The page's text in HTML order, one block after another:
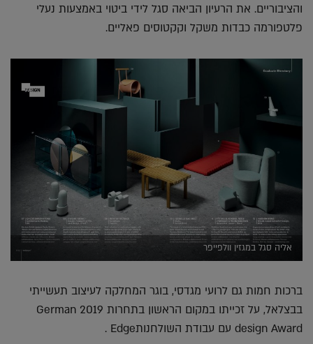
והציבוריים. את הרעיון הביאה סגל לידי ביטוי באמצעות נעלי
פלטפורמה כבדות משקל וקקטוסים פאליים.
אליה סגל במגזין וולפייפר
ברכות חמות גם לרועי מגדסי, בוגר המחלקה לעיצוב תעשייתי
בבצלאל, על זכייתו במקום הראשון בתחרות 2019 German
design Award עם עבודת השולחנותEdge .